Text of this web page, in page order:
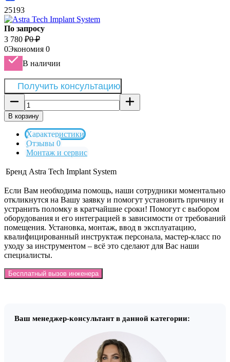
25193
По запросу
3 780 ₽0 ₽
0Экономия 0
В наличии
Получить консультацию
В корзину
Характеристики
Отзывы 0
Монтаж и сервис
Бренд Astra Tech Implant System
Если Вам необходима помощь, наши сотрудники моментально
откликнутся на Вашу заявку и помогут установить причину и
устранить поломку в кратчайшие сроки! Помогут с выбором
оборудования и его интеграцией в зависимости от требований
помещения. Установка, монтаж, ввод в эксплуатацию,
квалифицированный инструктаж персонала, мастер-класс по
уходу за инструментом – всё это сделают для Вас наши
специалисты.
Бесплатный вызов инженера
Ваш менеджер-консультант в данной категории: